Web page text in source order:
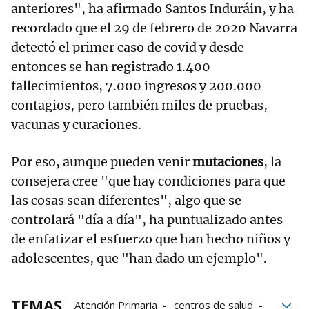
anteriores", ha afirmado Santos Induráin, y ha
recordado que el 29 de febrero de 2020 Navarra
detectó el primer caso de covid y desde
entonces se han registrado 1.400
fallecimientos, 7.000 ingresos y 200.000
contagios, pero también miles de pruebas,
vacunas y curaciones.
Por eso, aunque pueden venirmutaciones, la
consejera cree "que hay condiciones para que
las cosas sean diferentes", algo que se
controlará "día a día", ha puntualizado antes
de enfatizar el esfuerzo que han hecho niños y
adolescentes, que "han dado un ejemplo".
Atención Primaria
centros de salud